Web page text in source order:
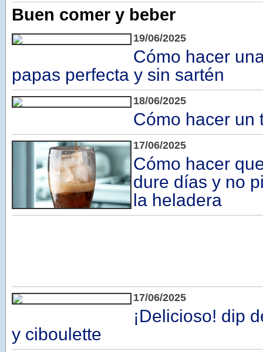
Buen comer y beber
19/06/2025
Cómo hacer
papas perfecta y sin sartén
18/06/2025
Cómo hacer un
17/06/2025
Cómo hacer
dure días y no
la heladera
17/06/2025
¡Delicioso! dip
y ciboulette